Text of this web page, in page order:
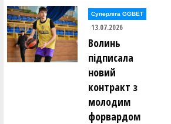
Суперліга GGBET
13.07.2026
Волинь
підписала
новий
контракт з
молодим
форвардом